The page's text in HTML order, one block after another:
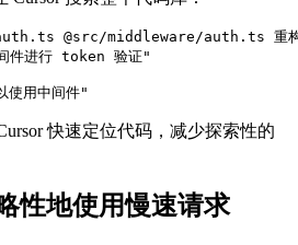
@src/middleware/auth.ts 重
件进行 token 验证"
快速定位代码，减少探索性的
性地使用慢速请求